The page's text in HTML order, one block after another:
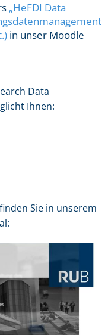
„HeFDI Data
in unser Moodle
Data
Ihnen:
Sie in unserem